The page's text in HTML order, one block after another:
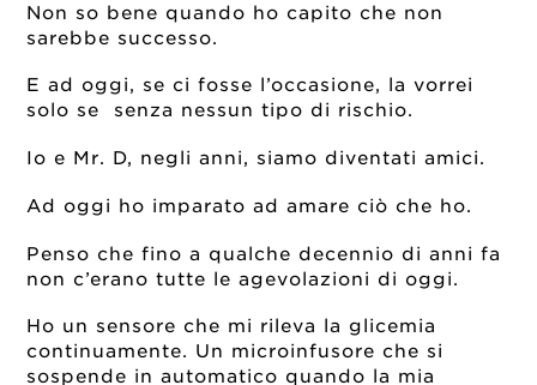
Non so bene quando ho capito che non
sarebbe successo.
E ad oggi, se ci fosse l’occasione, la vorrei
solo se senza nessun tipo di rischio.
Io e Mr. D, negli anni, siamo diventati amici.
Ad oggi ho imparato ad amare ciò che ho.
Penso che fino a qualche decennio di anni fa
non c’erano tutte le agevolazioni di oggi.
Ho un sensore che mi rileva la glicemia
continuamente. Un microinfusore che si
sospende in automatico quando la mia